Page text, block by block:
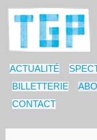
ACTUALITÉ
BILLETTERIE
CONTACT